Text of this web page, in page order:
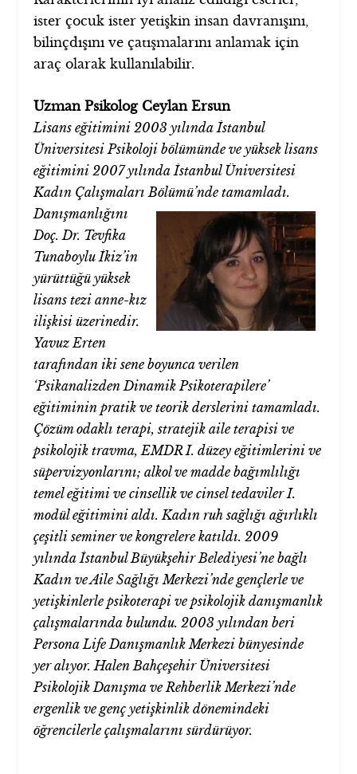
ister çocuk ister yetişkin insan davranışını,
bilinçdışını ve çatışmalarını anlamak için
araç olarak kullanılabilir.
Uzman Psikolog Ceylan Ersun
Lisans eğitimini 2003 yılında İstanbul
Üniversitesi Psikoloji bölümünde ve yüksek lisans
eğitimini 2007 yılında İstanbul Üniversitesi
Kadın Çalışmaları Bölümü’nde tamamladı.
Danışmanlığını
Doç. Dr. Tevfika
Tunaboylu İkiz’in
yürüttüğü yüksek
lisans tezi anne-kız
ilişkisi üzerinedir.
Yavuz Erten
tarafından iki sene boyunca verilen
‘Psikanalizden Dinamik Psikoterapilere’
eğitiminin pratik ve teorik derslerini tamamladı.
Çözüm odaklı terapi, stratejik aile terapisi ve
psikolojik travma, EMDR I. düzey eğitimlerini ve
süpervizyonlarını; alkol ve madde bağımlılığı
temel eğitimi ve cinsellik ve cinsel tedaviler I.
modül eğitimini aldı. Kadın ruh sağlığı ağırlıklı
çeşitli seminer ve kongrelere katıldı. 2009
yılında İstanbul Büyükşehir Belediyesi’ne bağlı
Kadın ve Aile Sağlığı Merkezi’nde gençlerle ve
yetişkinlerle psikoterapi ve psikolojik danışmanlık
çalışmalarında bulundu. 2003 yılından beri
Persona Life Danışmanlık Merkezi bünyesinde
yer alıyor. Halen Bahçeşehir Üniversitesi
Psikolojik Danışma ve Rehberlik Merkezi’nde
ergenlik ve genç yetişkinlik dönemindeki
öğrencilerle çalışmalarını sürdürüyor.